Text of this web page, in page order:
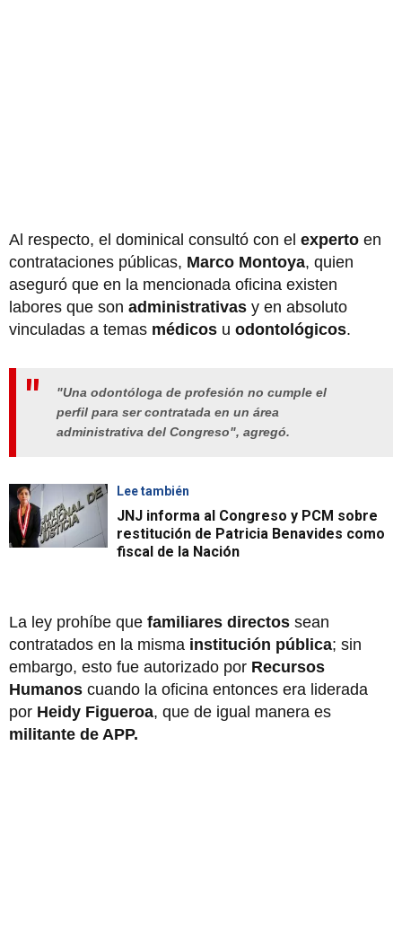
Al respecto, el dominical consultó con el experto en
contrataciones públicas, Marco Montoya, quien
aseguró que en la mencionada oficina existen
labores que son administrativas y en absoluto
vinculadas a temas médicos u odontológicos.
"Una odontóloga de profesión no cumple el
perfil para ser contratada en un área
administrativa del Congreso", agregó.
Lee también
JNJ informa al Congreso y PCM sobre
restitución de Patricia Benavides como
fiscal de la Nación
La ley prohíbe que familiares directos sean
contratados en la misma institución pública; sin
embargo, esto fue autorizado por Recursos
Humanos cuando la oficina entonces era liderada
por Heidy Figueroa, que de igual manera es
militante de APP.